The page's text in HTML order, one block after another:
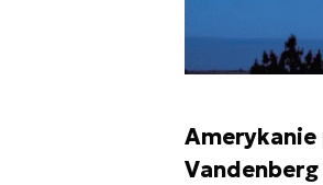
Amerykanie